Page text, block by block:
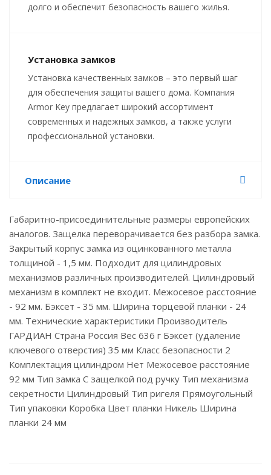
долго и обеспечит безопасность вашего жилья.
Установка замков
Установка качественных замков – это первый шаг
для обеспечения защиты вашего дома. Компания
Armor Key предлагает широкий ассортимент
современных и надежных замков, а также услуги
профессиональной установки.
Описание
Габаритно-присоединительные размеры европейских
аналогов. Защелка переворачивается без разбора замка.
Закрытый корпус замка из оцинкованного металла
толщиной - 1,5 мм. Подходит для цилиндровых
механизмов различных производителей. Цилиндровый
механизм в комплект не входит. Межосевое расстояние
- 92 мм. Бэксет - 35 мм. Ширина торцевой планки - 24
мм. Технические характеристики Производитель
ГАРДИАН Страна Россия Вес 636 г Бэксет (удаление
ключевого отверстия) 35 мм Класс безопасности 2
Комплектация цилиндром Нет Межосевое расстояние
92 мм Тип замка С защелкой под ручку Тип механизма
секретности Цилиндровый Тип ригеля Прямоугольный
Тип упаковки Коробка Цвет планки Никель Ширина
планки 24 мм